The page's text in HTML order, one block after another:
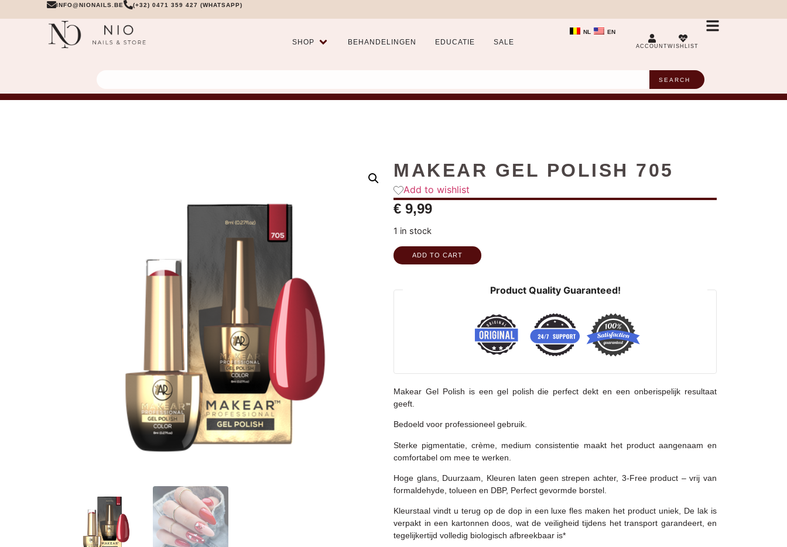
INFO@NIONAILS.BE (+32) 0471 359 427 (WHATSAPP)
SHOP BEHANDELINGEN EDUCATIE SALE
NL EN
ACCOUNTWISHLIST
SEARCH
MAKEAR GEL POLISH 705
Add to wishlist
€ 9,99
1 in stock
ADD TO CART
Product Quality Guaranteed!
Makear Gel Polish is een gel polish die perfect dekt en een onberispelijk resultaat
geeft.
Bedoeld voor professioneel gebruik.
Sterke pigmentatie, crème, medium consistentie maakt het product aangenaam en
comfortabel om mee te werken.
Hoge glans, Duurzaam, Kleuren laten geen strepen achter, 3-Free product – vrij van
formaldehyde, tolueen en DBP, Perfect gevormde borstel.
Kleurstaal vindt u terug op de dop in een luxe fles maken het product uniek, De lak is
verpakt in een kartonnen doos, wat de veiligheid tijdens het transport garandeert, en
tegelijkertijd volledig biologisch afbreekbaar is*